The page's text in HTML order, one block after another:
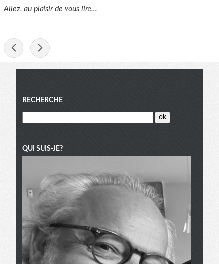
Allez, au plaisir de vous lire...
Menu
RECHERCHE
QUI SUIS-JE?